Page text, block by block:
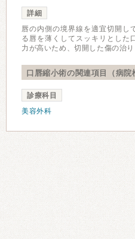
詳細
唇の内側の境界線を適宜切開し
る唇を薄くしてスッキリとした
力が高いため、切開した傷の治り
口唇縮小術の関連項目（病院
診療科目
美容外科